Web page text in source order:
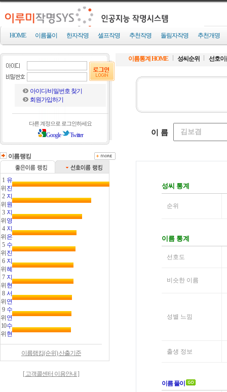
HOME 이름풀이 한자작명 셀프작명 추천작명 돌림자작명 추천개명
아이디/비밀번호 찾기
회원가입하기
다른 계정으로 로그인하세요
Google Twitter
이름랭킹
1
위
유
진
2
위
지
원
3
위
지
영
4
위
지
은
5
위
수
진
6
위
지
혜
7
위
지
현
8
위
서
연
9
위
수
연
10
위
수
현
이름랭킹(순위) 산출기준
[ 고객콜센터 이용안내 ]
이름통계 HOME 성씨순위 선호